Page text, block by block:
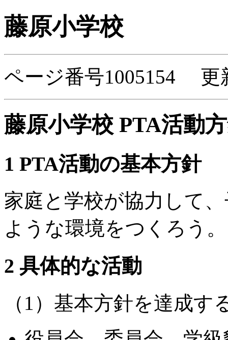
藤原小学校
ページ番号1005154 更
藤原小学校 PTA活動
1 PTA活動の基本方針
家庭と学校が協力して
ような環境をつくろう。
2 具体的な活動
（1）基本方針を達成す